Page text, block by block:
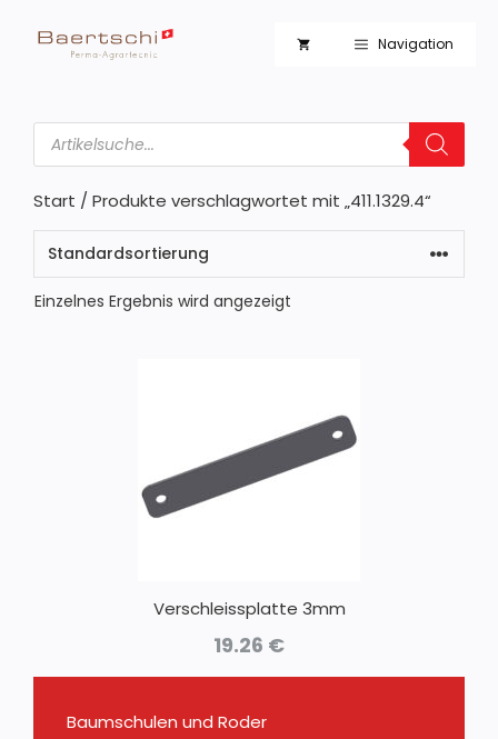
Inhalt
Navigation
Products
search
Start / Produkte verschlagwortet mit „411.1329.4“
Einzelnes Ergebnis wird angezeigt
Verschleissplatte 3mm
19.26 €
Baumschulen und Roder